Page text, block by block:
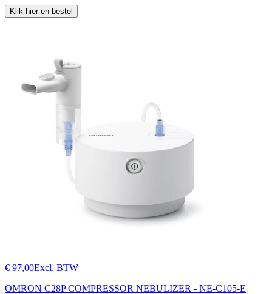
Klik hier en bestel
€ 97,00Excl. BTW
OMRON C28P COMPRESSOR NEBULIZER - NE-C105-E